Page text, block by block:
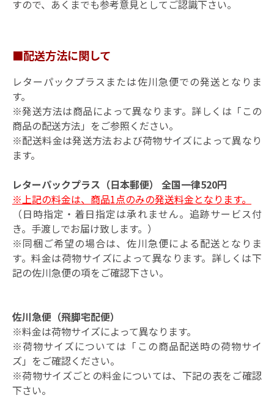
すので、あくまでも参考意見としてご認識下さい。
■配送方法に関して
レターパックプラスまたは佐川急便での発送となりま
す。
※発送方法は商品によって異なります。詳しくは「この
商品の配送方法」をご参照ください。
※配送料金は発送方法および荷物サイズによって異なり
ます。
レターパックプラス（日本郵便） 全国一律520円
※上記の料金は、商品1点のみの発送料金となります。
（日時指定・着日指定は承れません。追跡サービス付
き。手渡しでお届け致します。）
※同梱ご希望の場合は、佐川急便による配送となりま
す。料金は荷物サイズによって異なります。詳しくは下
記の佐川急便の項をご確認下さい。
佐川急便（飛脚宅配便）
※料金は荷物サイズによって異なります。
※荷物サイズについては「この商品配送時の荷物サイ
ズ」をご確認ください。
※荷物サイズごとの料金については、下記の表をご確認
下さい。